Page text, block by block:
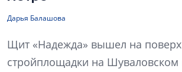
Дарья Балашова
Щит «Надежда» вышел на
стройплощадки на Шуваловском